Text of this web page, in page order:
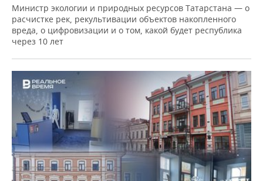
Министр экологии и природных ресурсов Татарстана — о
расчистке рек, рекультивации объектов накопленного
вреда, о цифровизации и о том, какой будет республика
через 10 лет